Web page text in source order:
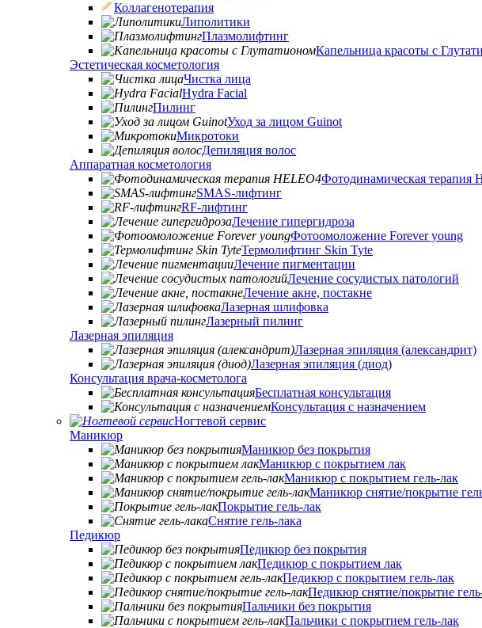
Коллагенотерапия
Липолитики
Плазмолифтинг
Капельница красоты с
Эстетическая косметология
Чистка лица
Hydra Facial
Пилинг
Уход за лицом Guinot
Микротоки
Депиляция волос
Аппаратная косметология
Фотодинамическая терапия
SMAS-лифтинг
RF-лифтинг
Лечение гипергидроза
Фотоомоложение Forever young
Термолифтинг Skin Tyte
Лечение пигментации
Лечение сосудистых патологий
Лечение акне, постакне
Лазерная шлифовка
Лазерный пилинг
Лазерная эпиляция
Лазерная эпиляция (александрит)
Лазерная эпиляция (диод)
Консультация врача-косметолога
Бесплатная консультация
Консультация с назначением
Ногтевой сервис
Маникюр
Маникюр без покрытия
Маникюр с покрытием лак
Маникюр с покрытием гель-лак
Маникюр снятие/покрытие
Покрытие гель-лак
Снятие гель-лака
Педикюр
Педикюр без покрытия
Педикюр с покрытием лак
Педикюр с покрытием гель-лак
Педикюр снятие/покрытие
Пальчики без покрытия
Пальчики с покрытием гель-лак